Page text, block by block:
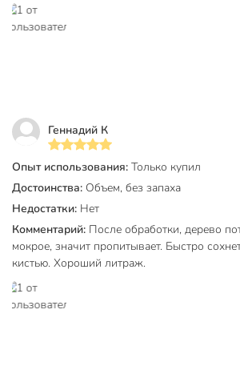
Бренд
Страна производства
Тип
Основа
Степень глянца
Концентрат
Геннадий К
Опыт использования: Только купил
Достоинства: Объем, без запаха
Недостатки: Нет
Комментарий: После обработки, дерево
мокрое, значит пропитывает. Быстро
кистью. Хороший литраж.